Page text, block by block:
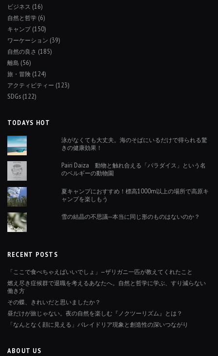
ビジネス (16)
自然と哲学 (6)
キャンプ(150)
ワーケーション (39)
自然の良さ (185)
離島 (56)
旅・冒険 (124)
アクティビティー (123)
SDGs (122)
TODAYS HOT
泳がなくても大丈夫。海のそばにいるだけで得られる驚
きの健康効果！
Pairi Daiza 動物と触れ合える「パラダイス」という名
のベルギーの動物園
夏キャンプにおすすめ！標高1000m以上の場所で高原キ
ャンプを楽しもう
雪の結晶の不思議─本当に同じ形のものはないのか？
RECENT POSTS
「ここで食べちゃえばいいでしょ」—ザリガニ一匹が教えてくれたこと
燃え尽き症候群で退職を考えるあなたへ。自然と哲学に学ぶ、すり減らない
働き方
その蝶、きれいだと思いましたか？
昼だけが旅じゃない。夜の自然を楽しむ『ノクツーリズム』とは？
「なんとなく顔に見える」パレイドリア現象と創造性の深いつながり
ABOUT US